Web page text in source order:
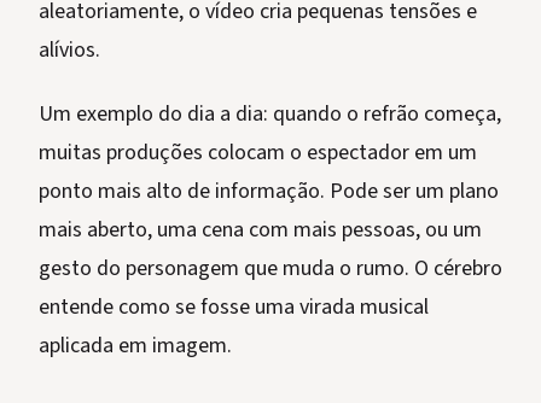
aleatoriamente, o vídeo cria pequenas tensões e
alívios.
Um exemplo do dia a dia: quando o refrão começa,
muitas produções colocam o espectador em um
ponto mais alto de informação. Pode ser um plano
mais aberto, uma cena com mais pessoas, ou um
gesto do personagem que muda o rumo. O cérebro
entende como se fosse uma virada musical
aplicada em imagem.